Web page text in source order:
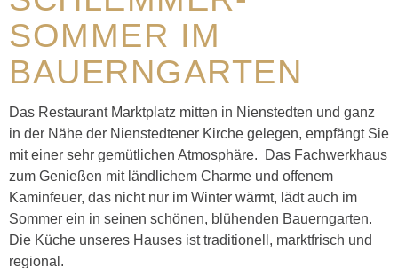
SOMMER IM
BAUERNGARTEN
Das Restaurant Marktplatz mitten in Nienstedten und ganz
in der Nähe der Nienstedtener Kirche gelegen, empfängt Sie
mit einer sehr gemütlichen Atmosphäre. Das Fachwerkhaus
zum Genießen mit ländlichem Charme und offenem
Kaminfeuer, das nicht nur im Winter wärmt, lädt auch im
Sommer ein in seinen schönen, blühenden Bauerngarten.
Die Küche unseres Hauses ist traditionell, marktfrisch und
regional.